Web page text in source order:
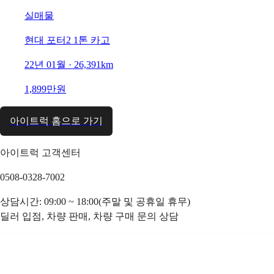
실매물
현대 포터2 1톤 카고
22년 01월 · 26,391km
1,899만원
아이트럭 홈으로 가기
아이트럭 고객센터
0508-0328-7002
상담시간: 09:00 ~ 18:00(주말 및 공휴일 휴무)
딜러 입점, 차량 판매, 차량 구매 문의 상담